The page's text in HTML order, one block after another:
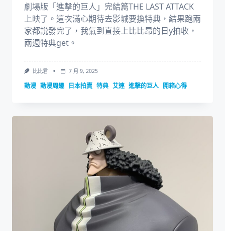
劇場版「進擊的巨人」完結篇THE LAST ATTACK
上映了。這次滿心期待去影城要換特典，結果跑兩
家都説發完了，我氣到直接上比比昂的日y拍收，
兩週特典get。
比比君 7 月 9, 2025
動漫 動漫周邊 日本拍賣 特典 艾連 進擊的巨人 開箱心得